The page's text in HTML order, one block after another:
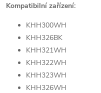
Kompatibilní zařízení:
KHH300WH
KHH326BK
KHH321WH
KHH322WH
KHH323WH
KHH326WH